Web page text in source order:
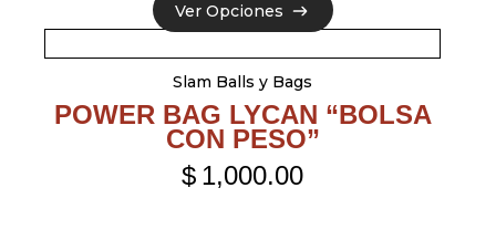
Ver Opciones
Ver Opciones
Slam Balls y Bags
POWER BAG LYCAN “BOLSA
CON PESO”
$ 1,000.00